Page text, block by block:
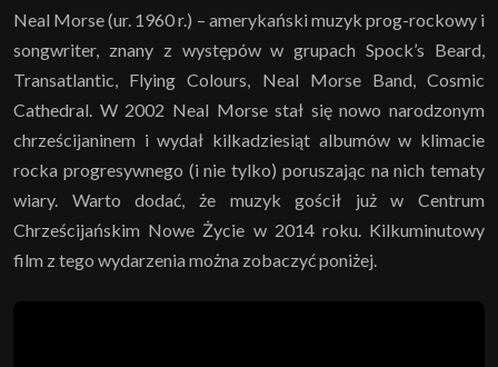
Neal Morse (ur. 1960 r.) – amerykański muzyk prog-rockowy i
songwriter, znany z występów w grupach Spock’s Beard,
Transatlantic, Flying Colours, Neal Morse Band, Cosmic
Cathedral. W 2002 Neal Morse stał się nowo narodzonym
chrześcijaninem i wydał kilkadziesiąt albumów w klimacie
rocka progresywnego (i nie tylko) poruszając na nich tematy
wiary. Warto dodać, że muzyk gościł już w Centrum
Chrześcijańskim Nowe Życie w 2014 roku. Kilkuminutowy
film z tego wydarzenia można zobaczyć poniżej.